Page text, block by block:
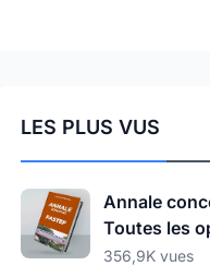
LES PLUS VUS
Annale
Toutes les
356,9K vues